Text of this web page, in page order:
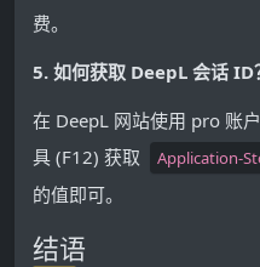
费。
5. 如何获取 DeepL 会话 ID
在 DeepL 网站使用 pro 账
具 (F12) 获取
Application-
的值即可。
结语